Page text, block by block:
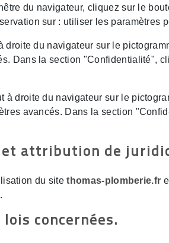
le bandeau des
du navigateur, cliquez sur le
sur : utiliser les
droite du navigateur sur le
Dans la section "Confidentialité",
à droite du navigateur sur le
avancés. Dans la section
attribution de
du sitethomas-plomberie.fr
concernées.